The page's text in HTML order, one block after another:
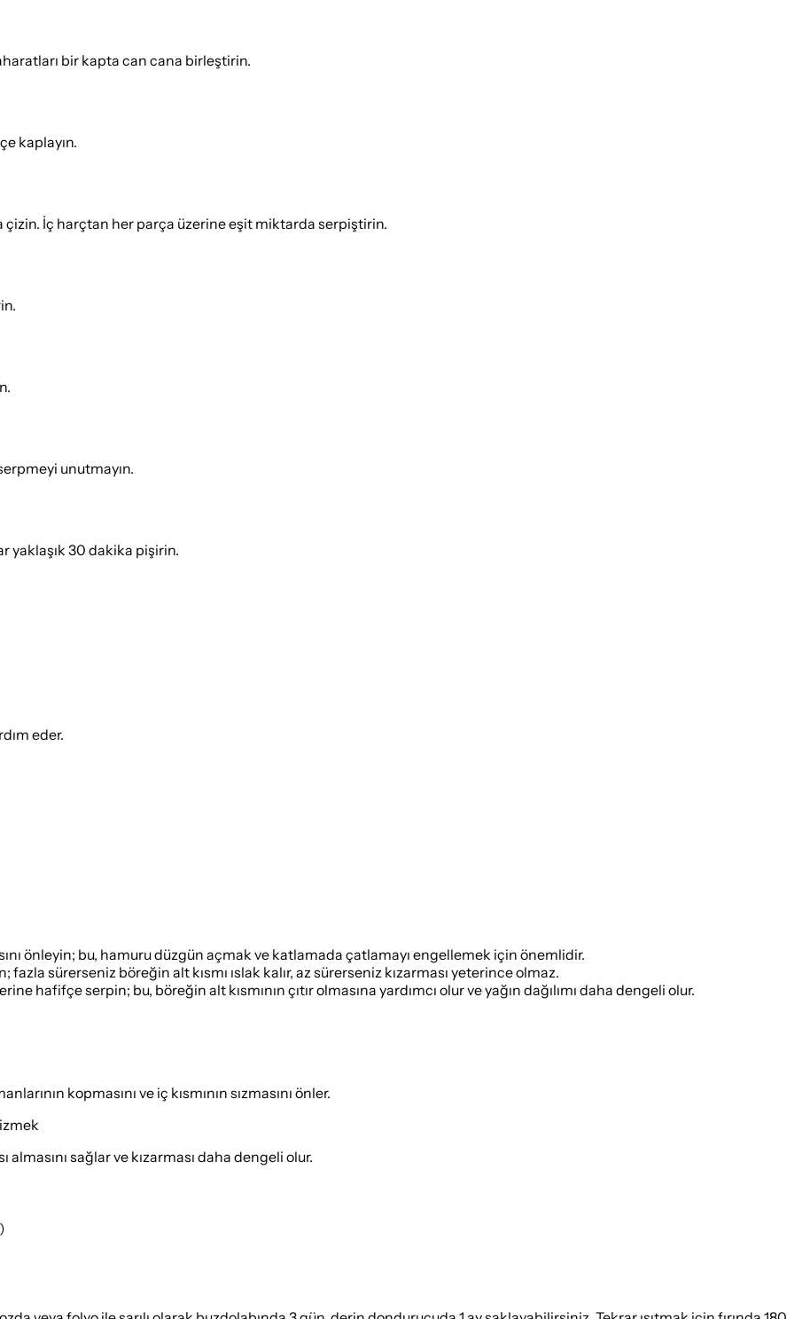
bir kapta can cana birleştirin.
kaplayın.
İç harçtan her parça üzerine eşit miktarda serpiştirin.
unutmayın.
yaklaşık 30 dakika pişirin.
eder.
önleyin; bu, hamuru düzgün açmak ve katlamada çatlamayı engellemek için önemlidir.
fazla sürerseniz böreğin alt kısmı ıslak kalır, az sürerseniz kızarması yeterince olmaz.
hafifçe serpin; bu, böreğin alt kısmının çıtır olmasına yardımcı olur ve yağın dağılımı daha dengeli olur.
kopmasını ve iç kısmının sızmasını önler.
sağlar ve kızarması daha dengeli olur.